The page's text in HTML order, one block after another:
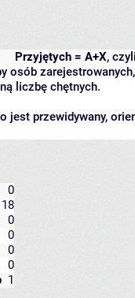
Przyjętych = A+X,
osób
liczbę chętnych.
jest przewidywany,
0
18
0
0
0
0
1